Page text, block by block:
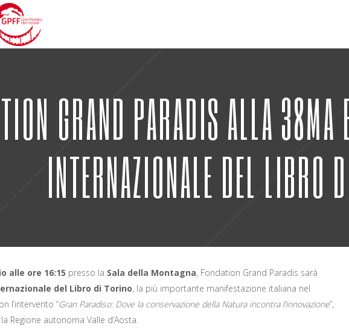
GRAND PARADIS ALLA 38MA
INTERNAZIONALE DEL LIBRO
alle ore 16:15 presso la Sala della Montagna, Fondation Grand Paradis sarà
del Libro di Torino, la più importante manifestazione italiana nel
l’intervento “Gran Paradiso: Dove la conservazione della Natura incontra l’innovazione”,
Regione autonoma Valle d’Aosta.